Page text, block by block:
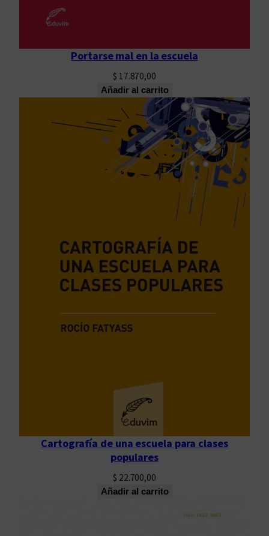
Portarse mal en la escuela
$ 17.870,00
Añadir al carrito
Cartografía de una escuela para clases
populares
$ 22.700,00
Añadir al carrito